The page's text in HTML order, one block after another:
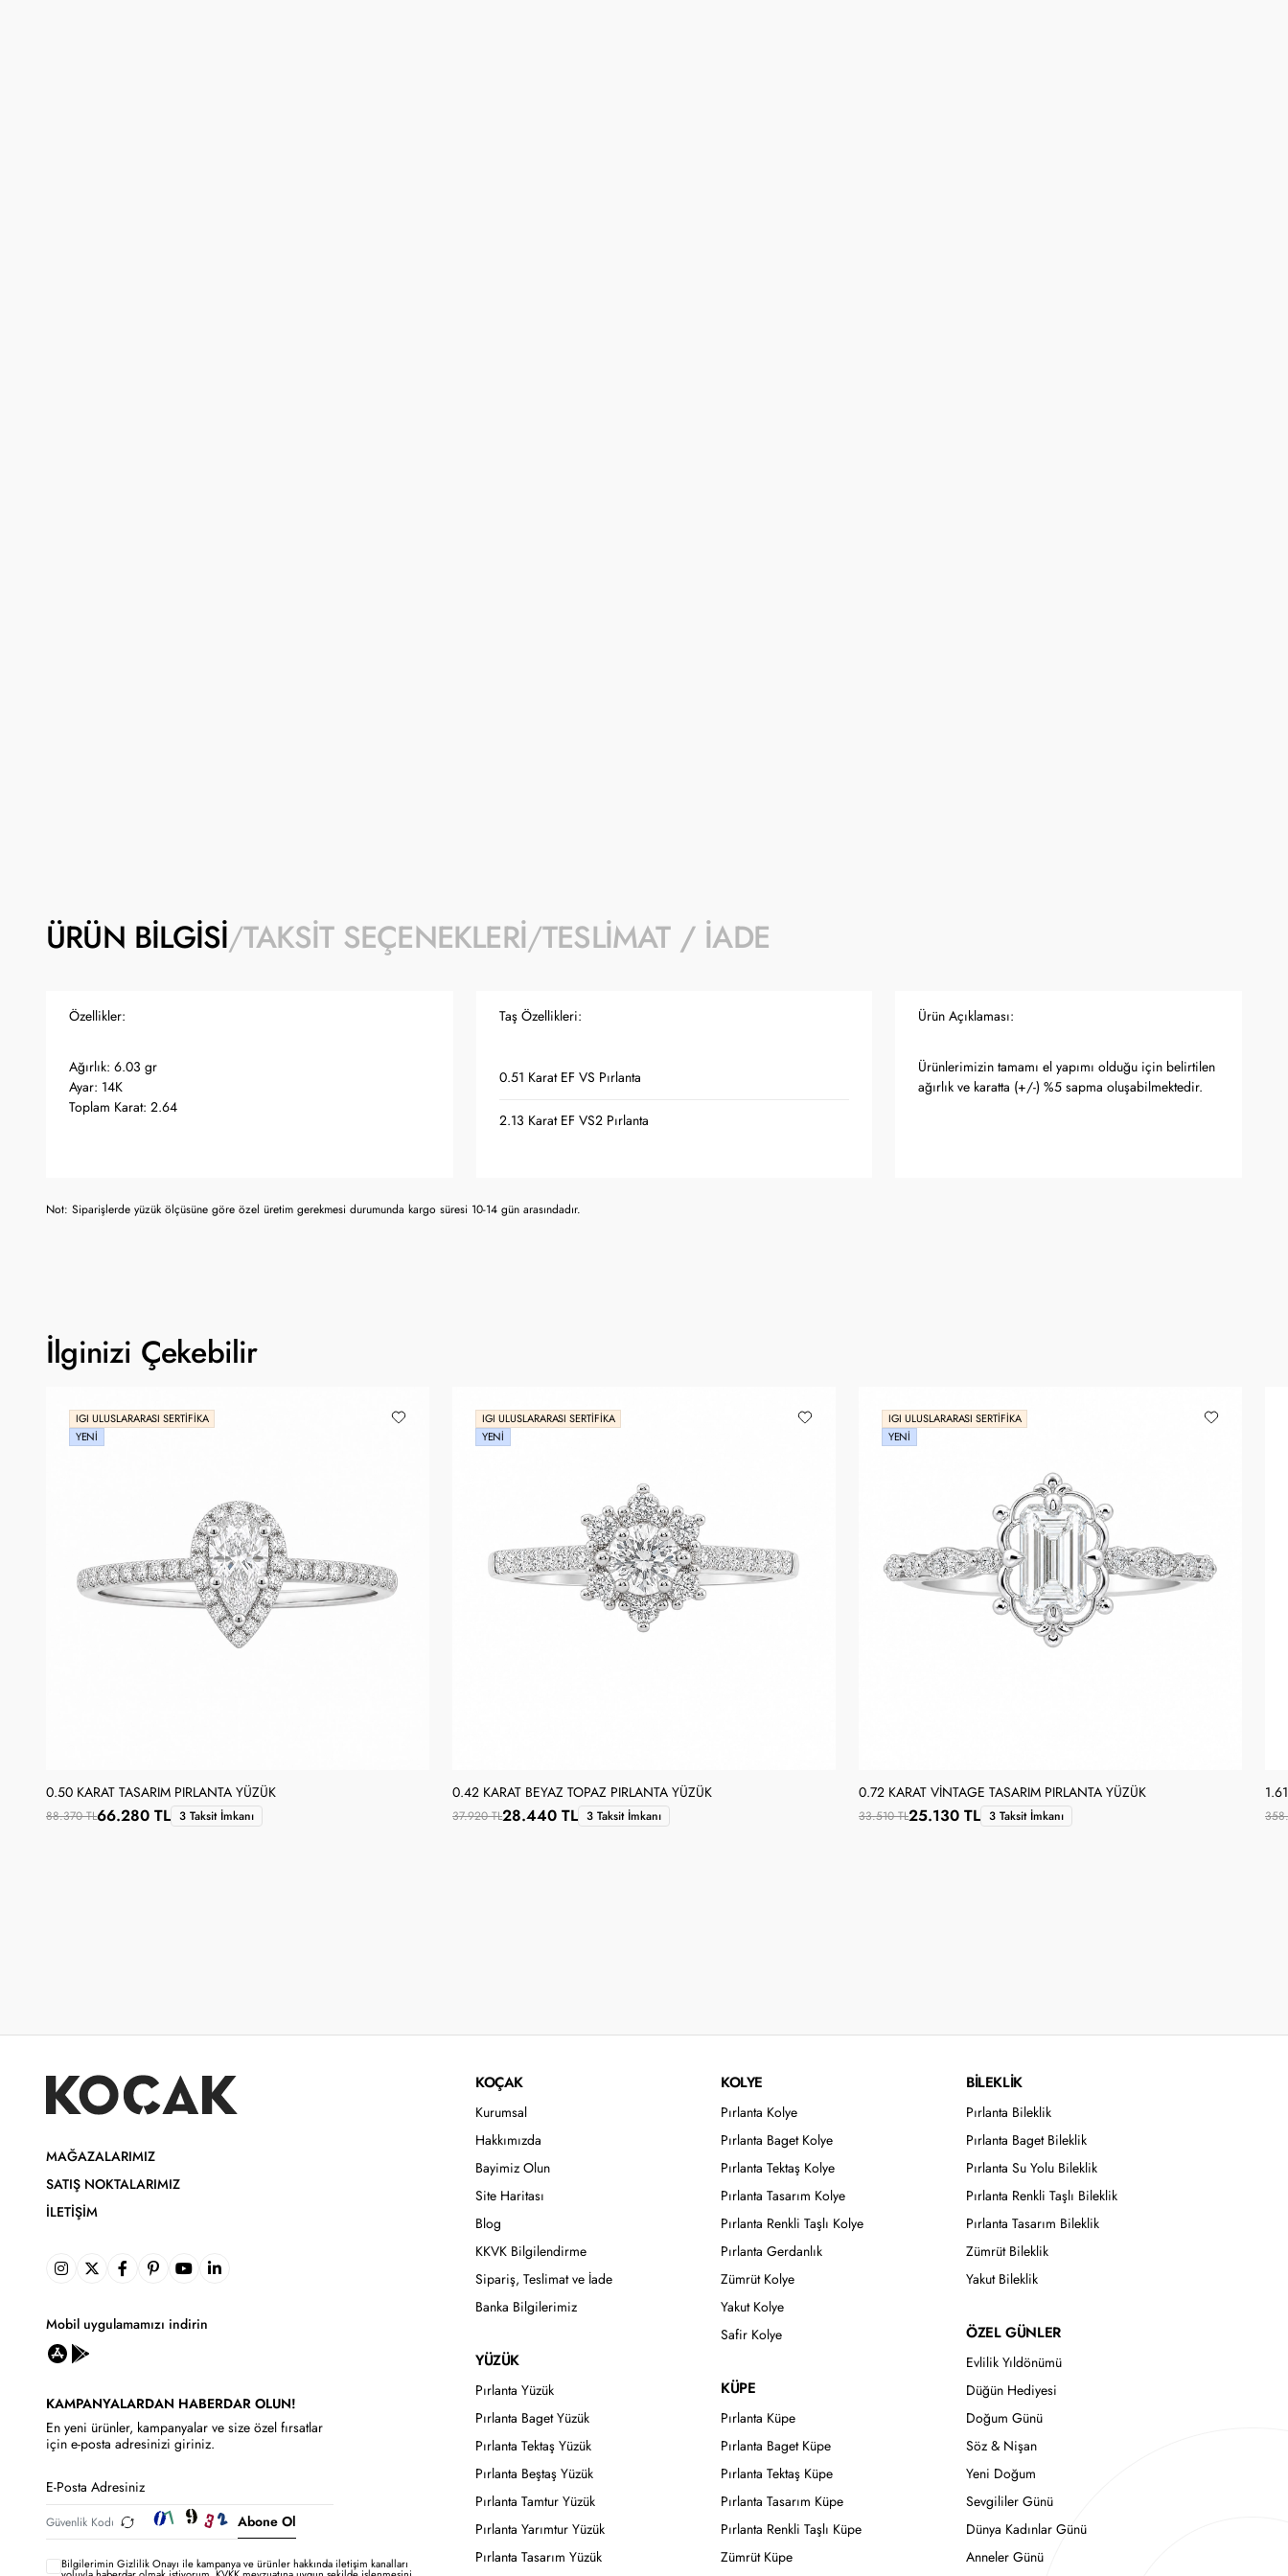
ÜRÜN BILGISI TAKSIT SEÇENEKLERI TESLIMAT / İADE
Özellikler: Taş Özellikleri: Ürün Açıklaması:
Ağırlık: 6.03 gr
Ayar: 14K
Toplam Karat: 2.64
0.51 Karat EF VS Pırlanta
2.13 Karat EF VS2 Pırlanta
Ürünlerimizin tamamı el yapımı olduğu için belirtilen
ağırlık ve karatta (+/-) %5 sapma oluşabilmektedir.
Not: Siparişlerde yüzük ölçüsüne göre özel üretim gerekmesi durumunda kargo süresi 10-14 gün arasındadır.
İlginizi Çekebilir
IGI ULUSLARARASI SERTIFIKA
YENI
0.50 KARAT TASARIM PIRLANTA YÜZÜK
88.370 TL66.280 TL 3 Taksit İmkanı
IGI ULUSLARARASI SERTIFIKA
YENI
0.42 KARAT BEYAZ TOPAZ PIRLANTA YÜZÜK
37.920 TL28.440 TL 3 Taksit İmkanı
IGI ULUSLARARASI SERTIFIKA
YENI
0.72 KARAT VINTAGE TASARIM PIRLANTA YÜZÜK
33.510 TL25.130 TL 3 Taksit İmkanı
MAĞAZALARIMIZ
SATIŞ NOKTALARIMIZ
İLETIŞIM
Mobil uygulamamızı indirin
KAMPANYALARDAN HABERDAR OLUN!
En yeni ürünler, kampanyalar ve size özel fırsatlar
için e-posta adresinizi giriniz.
Abone Ol
Bilgilerimin Gizlilik Onayı ile kampanya ve ürünler hakkında iletişim kanalları
KOÇAK
Kurumsal
Hakkımızda
Bayimiz Olun
Site Haritası
Blog
KKVK Bilgilendirme
Sipariş, Teslimat ve İade
Banka Bilgilerimiz
YÜZÜK
Pırlanta Yüzük
Pırlanta Baget Yüzük
Pırlanta Tektaş Yüzük
Pırlanta Beştaş Yüzük
Pırlanta Tamtur Yüzük
Pırlanta Yarımtur Yüzük
Pırlanta Tasarım Yüzük
KOLYE
Pırlanta Kolye
Pırlanta Baget Kolye
Pırlanta Tektaş Kolye
Pırlanta Tasarım Kolye
Pırlanta Renkli Taşlı Kolye
Pırlanta Gerdanlık
Zümrüt Kolye
Yakut Kolye
Safir Kolye
KÜPE
Pırlanta Küpe
Pırlanta Baget Küpe
Pırlanta Tektaş Küpe
Pırlanta Tasarım Küpe
Pırlanta Renkli Taşlı Küpe
Zümrüt Küpe
BİLEKLİK
Pırlanta Bileklik
Pırlanta Baget Bileklik
Pırlanta Su Yolu Bileklik
Pırlanta Renkli Taşlı Bileklik
Pırlanta Tasarım Bileklik
Zümrüt Bileklik
Yakut Bileklik
ÖZEL GÜNLER
Evlilik Yıldönümü
Düğün Hediyesi
Doğum Günü
Söz & Nişan
Yeni Doğum
Sevgililer Günü
Dünya Kadınlar Günü
Anneler Günü